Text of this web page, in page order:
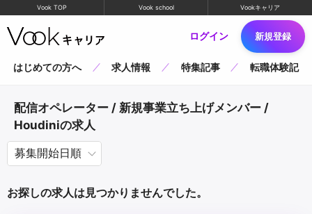
Vook TOP Vook school Vookキャリア
ログイン 新規登録
はじめての方へ 求人情報 特集記事 転職体験記
配信オペレーター / 新規事業立ち上げメンバー /
Houdiniの求人
お探しの求人は見つかりませんでした。